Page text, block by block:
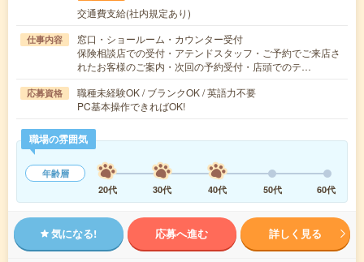
交通費支給(社内規定あり)
仕事内容
窓口・ショールーム・カウンター受付
保険相談店での受付・アテンドスタッフ・ご予約でご来店さ
れたお客様のご案内・次回の予約受付・店頭でのテ…
応募資格
職種未経験OK / ブランクOK / 英語力不要
PC基本操作できればOK!
職場の雰囲気
年齢層
20代
30代 40代 50代 60代
気になる! 応募へ進む 詳しく見る